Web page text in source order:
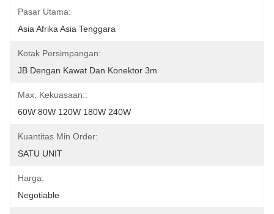
Pasar Utama:
Asia Afrika Asia Tenggara
Kotak Persimpangan:
JB Dengan Kawat Dan Konektor 3m
Max. Kekuasaan::
60W 80W 120W 180W 240W
Kuantitas Min Order:
SATU UNIT
Harga:
Negotiable